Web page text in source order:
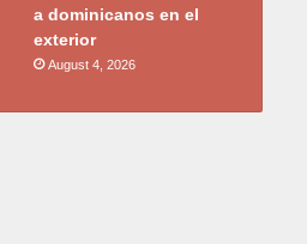
a dominicanos en el
exterior
August 4, 2026